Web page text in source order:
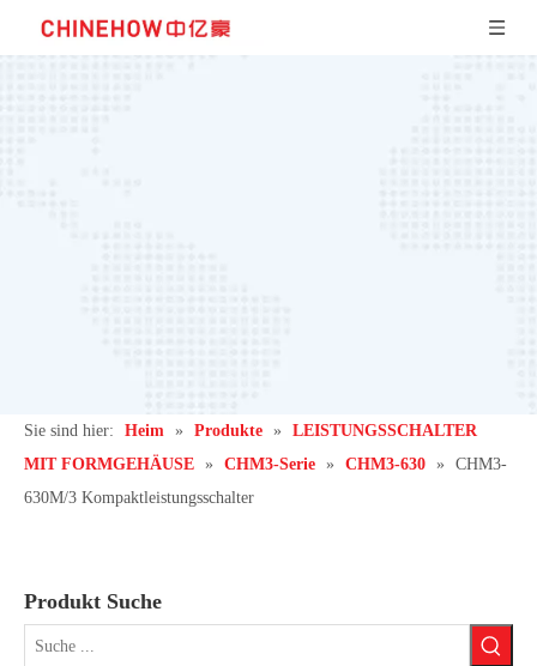
Sie sind hier: Heim » Produkte »
LEISTUNGSSCHALTER
MIT FORMGEHÄUSE » CHM3-Serie » CHM3-630 »
CHM3-
630M/3 Kompaktleistungsschalter
Produkt Suche